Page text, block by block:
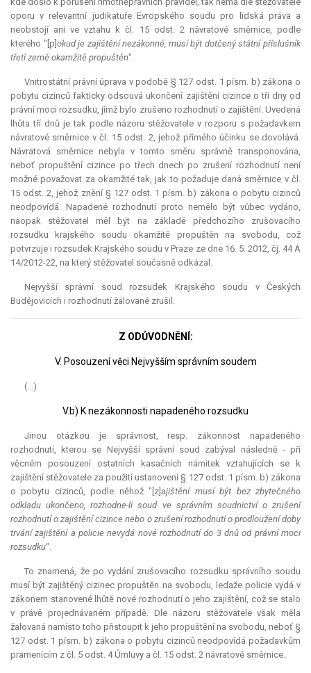
oporu vrelevantní judikatuře Evropského soudu pro lidská práva a
neobstojí ani ve vztahu k čl. 15 odst. 2 návratové směrnice, podle
kterého "[p] okud je zajištění nezákonné, musí být dotčený státní příslušník
třetí země okamžitě propuštěn".
Vnitrostátní právní úprava v podobě § 127 odst. 1 písm. b) zákona o
pobytu cizinců fakticky odsouvá ukončení zajištění cizince o tři dny od
právní moci rozsudku, jímž bylo zrušeno rozhodnutí o zajištění. Uvedená
lhůta tří dnů je tak podle názoru stěžovatele v rozporu s požadavkem
návratové směrnice v čl. 15 odst. 2, jehož přímého účinku se dovolává.
Návratová směrnice nebyla v tomto směru správně transponována,
neboť propuštění cizince po třech dnech po zrušení rozhodnutí není
možné považovat za okamžité tak, jak to požaduje daná směrnice v čl.
15 odst. 2, jehož znění § 127 odst. 1 písm. b) zákona o pobytu cizinců
neodpovídá. Napadené rozhodnutí proto nemělo být vůbec vydáno,
naopak stěžovatel měl být na základě předchozího zrušovacího
rozsudku krajského soudu okamžitě propuštěn na svobodu, což
potvrzuje i rozsudek Krajského soudu v Praze ze dne 16. 5. 2012, čj. 44 A
14/2012-22, na který stěžovatel současně odkázal.
Nejvyšší správní soud rozsudek Krajského soudu v Českých
Budějovicích i rozhodnutí žalované zrušil.
Z ODŮVODNĚNÍ:
V. Posouzení věci Nejvyšším správním soudem
(...)
V.b) K nezákonnosti napadeného rozsudku
Jinou otázkou je správnost, resp. zákonnost napadeného
rozhodnutí, kterou se Nejvyšší správní soud zabýval následně - při
věcném posouzení ostatních kasačních námitek vztahujících se k
zajištění stěžovatele za použití ustanovení § 127 odst. 1 písm. b) zákona
o pobytu cizinců, podle něhož "[z]ajištění musí být bez zbytečného
odkladu ukončeno, rozhodne-li soud ve správním soudnictví o zrušení
rozhodnutí o zajištění cizince nebo o zrušení rozhodnutí o prodloužení doby
trvání zajištění a policie nevydá nové rozhodnutí do 3 dnů od právní moci
rozsudku".
To znamená, že po vydání zrušovacího rozsudku správního soudu
musí být zajištěný cizinec propuštěn na svobodu, ledaže policie vydá v
zákonem stanovené lhůtě nové rozhodnutí o jeho zajištění, což se stalo
v právě projednávaném případě. Dle názoru stěžovatele však měla
žalovaná namísto toho přistoupit k jeho propuštění na svobodu, neboť §
127 odst. 1 písm. b) zákona o pobytu cizinců neodpovídá požadavkům
pramenícím z čl. 5 odst. 4 Úmluvy a čl. 15 odst. 2 návratové směrnice.